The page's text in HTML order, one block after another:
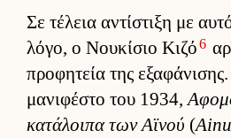
Σε τέλεια αντίστιξη με
λόγο, ο Νου­κίσιο Κιζό6
προφητεία της
μανιφέστο του 1934,
κατάλοιπα των Αϊνού (